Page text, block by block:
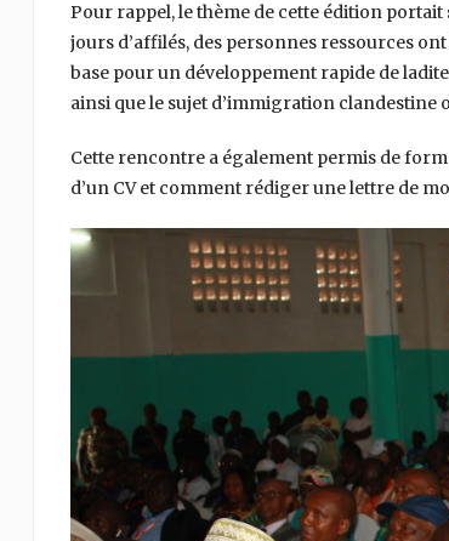
Pour rappel, le thème de cette édition portait
jours d’affilés, des personnes ressources
base pour un développement rapide de
ainsi que le sujet d’immigration
Cette rencontre a également permis de
d’un CV et comment rédiger une lettre de